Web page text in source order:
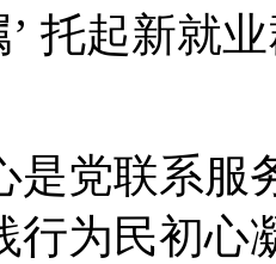
’ 托起新就
是党联系服
行为民初心